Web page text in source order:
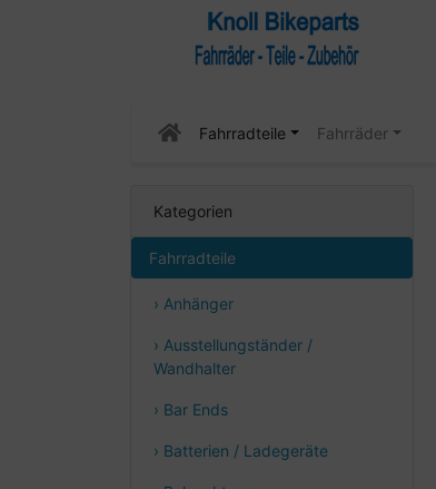
Fahrradteile Fahrräder
Kategorien
Fahrradteile
› Anhänger
› Ausstellungständer /
Wandhalter
› Bar Ends
› Batterien / Ladegeräte